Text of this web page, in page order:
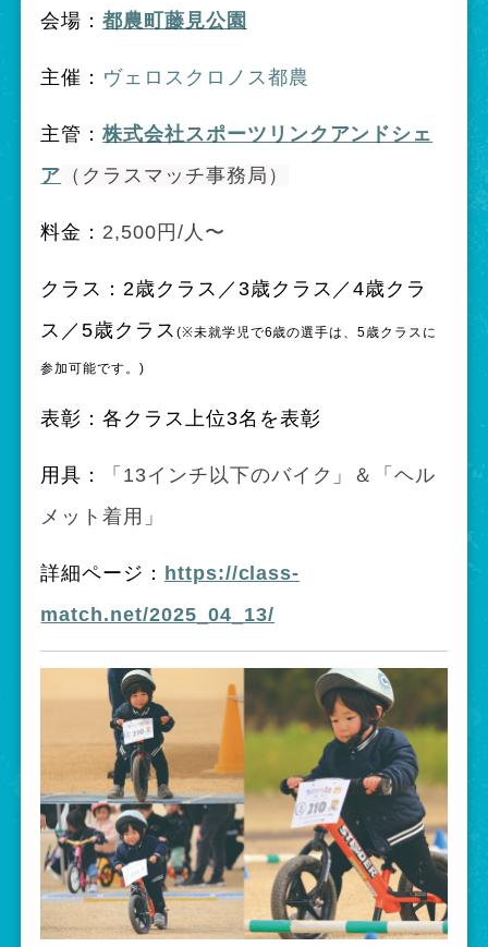
会場：都農町藤見公園
主催： ヴェロスクロノス都農
主管：株式会社スポーツリンクアンドシェ
ア （クラスマッチ事務局）
料金： 2,500円/人〜
クラス：2歳クラス／3歳クラス／4歳クラ
ス／5歳クラス (※未就学児で6歳の選手は、5歳クラスに
参加可能です。 )
表彰：各クラス上位3名を表彰
用具：
「13インチ以下のバイク」＆「ヘル
メット着用」
詳細ページ： https://class-
match.net/2025_04_13/